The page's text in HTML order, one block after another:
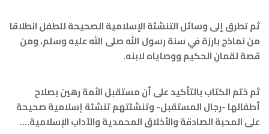
إلى وسائل التنشئة الإسلامية الصحيحة للطفل انطلاقا
بارزة في سنة رسول الله صلى الله عليه وسلم، ومن
الحكيم ووصاياه لابنه.
بالتأكيد على أن مستقبل الأمة رهين بصلاح
-رجال المستقبل- وتنشئتهم تنشئة إسلامية صحيحة
الصادقة والأخلاق المحمدية والآداب الإسلامية....